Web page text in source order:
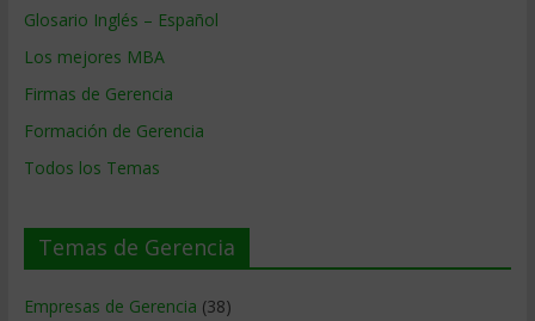
Glosario Inglés – Español
Los mejores MBA
Firmas de Gerencia
Formación de Gerencia
Todos los Temas
Temas de Gerencia
Empresas de Gerencia (38)